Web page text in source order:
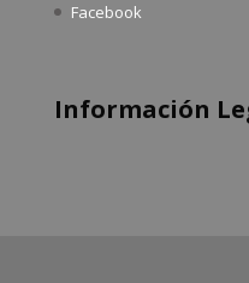
Facebook
Información